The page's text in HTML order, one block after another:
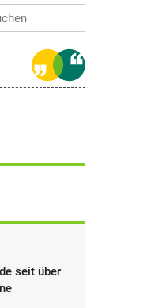
seit über